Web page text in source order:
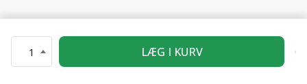
1 LÆG I KURV